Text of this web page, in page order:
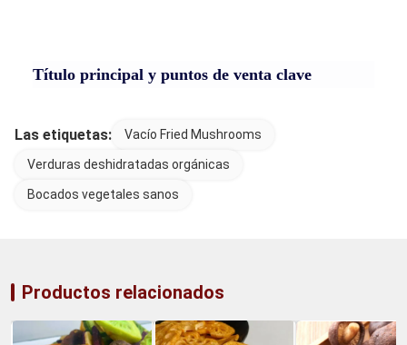
Título principal y puntos de venta clave
Las etiquetas: Vacío Fried Mushrooms
Verduras deshidratadas orgánicas
Bocados vegetales sanos
Productos relacionados